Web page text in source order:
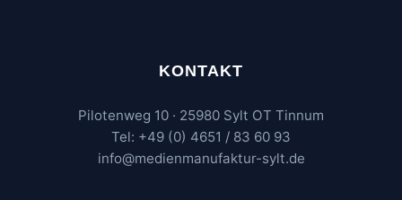
KONTAKT
Pilotenweg 10 · 25980 Sylt OT Tinnum
Tel: +49 (0) 4651 / 83 60 93
info@medienmanufaktur-sylt.de